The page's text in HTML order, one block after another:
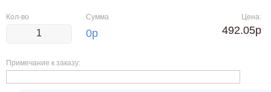
Кол-во Сумма
0р
Примечание к заказу:
Цена:
492.05р